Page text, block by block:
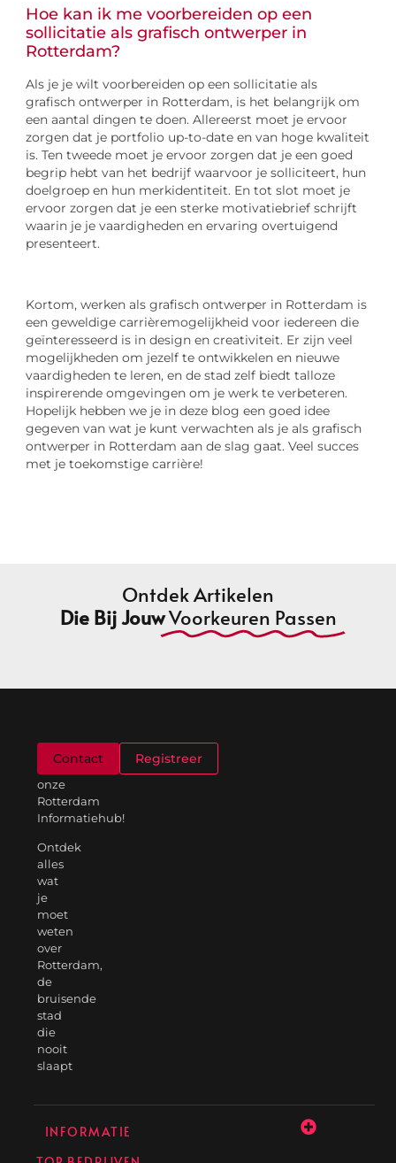
Hoe kan ik me voorbereiden op een
sollicitatie als grafisch ontwerper in
Rotterdam?
Als je je wilt voorbereiden op een sollicitatie als
grafisch ontwerper in Rotterdam, is het belangrijk om
een aantal dingen te doen. Allereerst moet je ervoor
zorgen dat je portfolio up-to-date en van hoge kwaliteit
is. Ten tweede moet je ervoor zorgen dat je een goed
begrip hebt van het bedrijf waarvoor je solliciteert, hun
doelgroep en hun merkidentiteit. En tot slot moet je
ervoor zorgen dat je een sterke motivatiebrief schrijft
waarin je je vaardigheden en ervaring overtuigend
presenteert.
Kortom, werken als grafisch ontwerper in Rotterdam is
een geweldige carrièremogelijkheid voor iedereen die
geïnteresseerd is in design en creativiteit. Er zijn veel
mogelijkheden om jezelf te ontwikkelen en nieuwe
vaardigheden te leren, en de stad zelf biedt talloze
inspirerende omgevingen om je werk te verbeteren.
Hopelijk hebben we je in deze blog een goed idee
gegeven van wat je kunt verwachten als je als grafisch
ontwerper in Rotterdam aan de slag gaat. Veel succes
met je toekomstige carrière!
Ontdek Artikelen
Die Bij JouwVoorkeuren Passen
onze
Rotterdam
Informatiehub!
Ontdek
alles
wat
je
moet
weten
over
Rotterdam,
de
bruisende
stad
die
nooit
slaapt
Contact Registreer
INFORMATIE